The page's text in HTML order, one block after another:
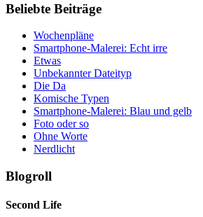
Beliebte Beiträge
Wochenpläne
Smartphone-Malerei: Echt irre
Etwas
Unbekannter Dateityp
Die Da
Komische Typen
Smartphone-Malerei: Blau und gelb
Foto oder so
Ohne Worte
Nerdlicht
Blogroll
Second Life